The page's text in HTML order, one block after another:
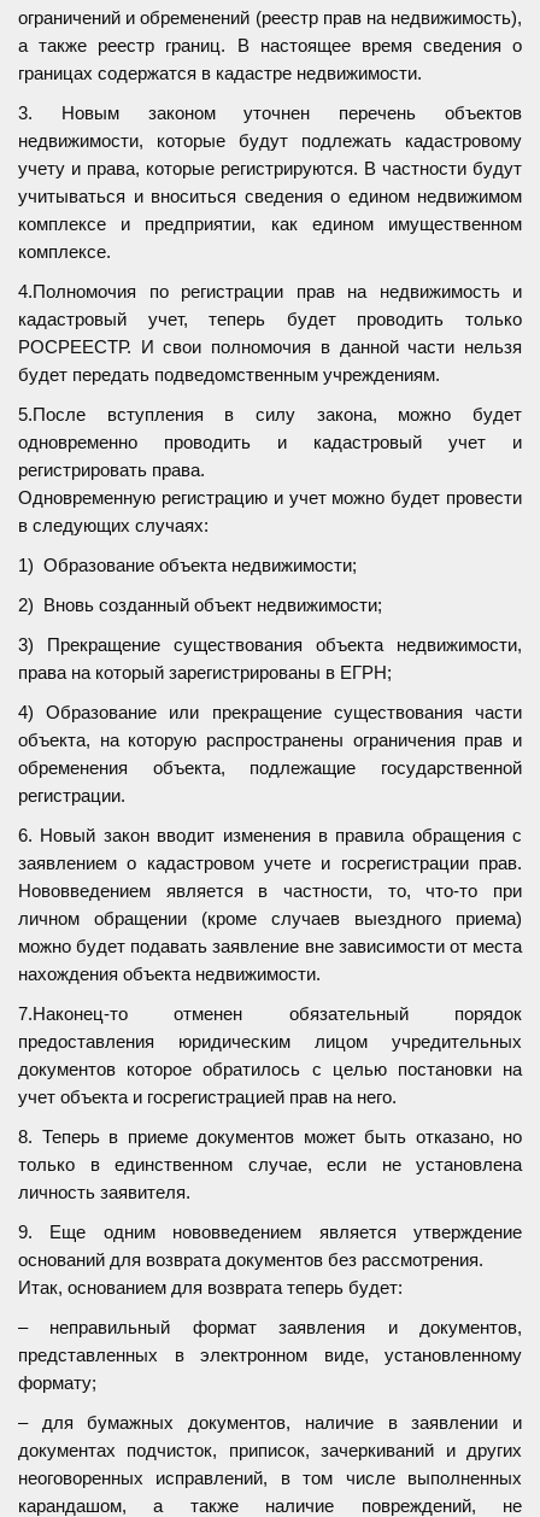
ограничений и обременений (реестр прав на недвижимость),
а также реестр границ. В настоящее время сведения о
границах содержатся в кадастре недвижимости.
3. Новым законом уточнен перечень объектов
недвижимости, которые будут подлежать кадастровому
учету и права, которые регистрируются. В частности будут
учитываться и вноситься сведения о едином недвижимом
комплексе и предприятии, как едином имущественном
комплексе.
4.Полномочия по регистрации прав на недвижимость и
кадастровый учет, теперь будет проводить только
РОСРЕЕСТР. И свои полномочия в данной части нельзя
будет передать подведомственным учреждениям.
5.После вступления в силу закона, можно будет
одновременно проводить и кадастровый учет и
регистрировать права.
Одновременную регистрацию и учет можно будет провести
в следующих случаях:
1) Образование объекта недвижимости;
2) Вновь созданный объект недвижимости;
3) Прекращение существования объекта недвижимости,
права на который зарегистрированы в ЕГРН;
4) Образование или прекращение существования части
объекта, на которую распространены ограничения прав и
обременения объекта, подлежащие государственной
регистрации.
6. Новый закон вводит изменения в правила обращения с
заявлением о кадастровом учете и госрегистрации прав.
Нововведением является в частности, то, что-то при
личном обращении (кроме случаев выездного приема)
можно будет подавать заявление вне зависимости от места
нахождения объекта недвижимости.
7.Наконец-то отменен обязательный порядок
предоставления юридическим лицом учредительных
документов которое обратилось с целью постановки на
учет объекта и госрегистрацией прав на него.
8. Теперь в приеме документов может быть отказано, но
только в единственном случае, если не установлена
личность заявителя.
9. Еще одним нововведением является утверждение
оснований для возврата документов без рассмотрения.
Итак, основанием для возврата теперь будет:
– неправильный формат заявления и документов,
представленных в электронном виде, установленному
формату;
– для бумажных документов, наличие в заявлении и
документах подчисток, приписок, зачеркиваний и других
неоговоренных исправлений, в том числе выполненных
карандашом, а также наличие повреждений, не